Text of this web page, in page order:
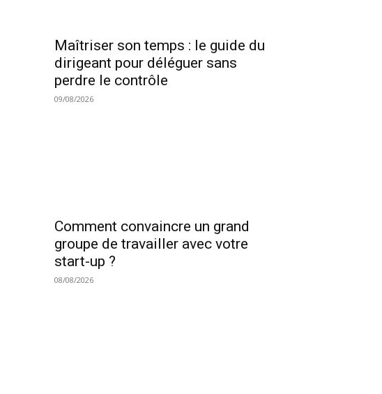
Maîtriser son temps : le guide du
dirigeant pour déléguer sans
perdre le contrôle
09/08/2026
Comment convaincre un grand
groupe de travailler avec votre
start-up ?
08/08/2026